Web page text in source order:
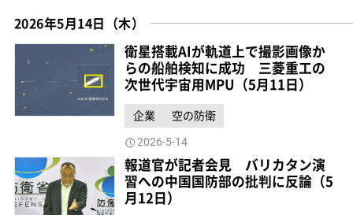
2026年5月14日（木）
衛星搭載AIが軌道上で撮影画像か
らの船舶検知に成功 三菱重工の
次世代宇宙用MPU（5月11日）
企業 空の防衛
2026-5-14
報道官が記者会見 バリカタン演
習への中国国防部の批判に反論（5
月12日）